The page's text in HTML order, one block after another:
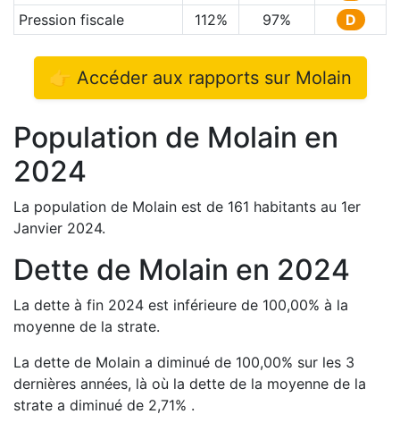
Pression fiscale
112% 97% D
👉 Accéder aux rapports sur Molain
Population de Molain en
2024
La population de Molain est de 161 habitants au 1er
Janvier 2024.
Dette de Molain en 2024
La dette à fin 2024 est inférieure de 100,00% à la
moyenne de la strate.
La dette de Molain a diminué de 100,00% sur les 3
dernières années, là où la dette de la moyenne de la
strate a diminué de 2,71% .